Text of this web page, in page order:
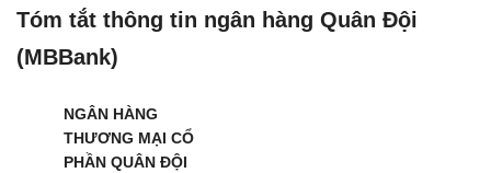
Tóm tắt thông tin ngân hàng Quân Đội
(MBBank)
NGÂN HÀNG
THƯƠNG MẠI CỔ
PHẦN QUÂN ĐỘI